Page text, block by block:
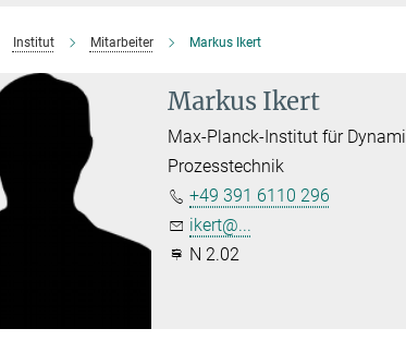
Institut Mitarbeiter Markus Ikert
Markus Ikert
Max-Planck-Institut für
Prozesstechnik
+49 391 6110 296
ikert@...
N 2.02